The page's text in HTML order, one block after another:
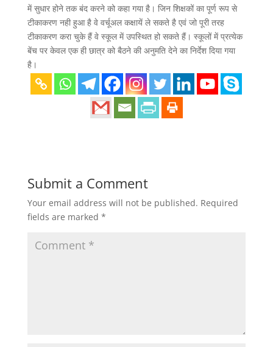
में सुधार होने तक बंद करने को कहा गया है। जिन शिक्षकों का पूर्ण रूप से
टीकाकरण नही हुआ है वे वर्चूअल कक्षायें ले सकते है एवं जो पूरी तरह
टीकाकरण करा चुके हैं वे स्कूल में उपस्थित हो सकते हैं। स्कूलों में प्रत्येक
बेंच पर केवल एक ही छात्र को बैठने की अनुमति देने का निर्देश दिया गया
है।
Submit a Comment
Your email address will not be published. Required
fields are marked *